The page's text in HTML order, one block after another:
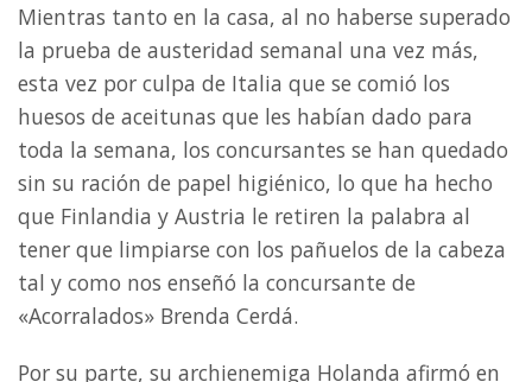
Mientras tanto en la casa, al no haberse superado
la prueba de austeridad semanal una vez más,
esta vez por culpa de Italia que se comió los
huesos de aceitunas que les habían dado para
toda la semana, los concursantes se han quedado
sin su ración de papel higiénico, lo que ha hecho
que Finlandia y Austria le retiren la palabra al
tener que limpiarse con los pañuelos de la cabeza
tal y como nos enseñó la concursante de
«Acorralados» Brenda Cerdá.
Por su parte, su archienemiga Holanda afirmó en